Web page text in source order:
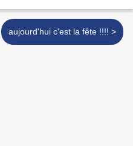
aujourd'hui c'est la fête !!!! >